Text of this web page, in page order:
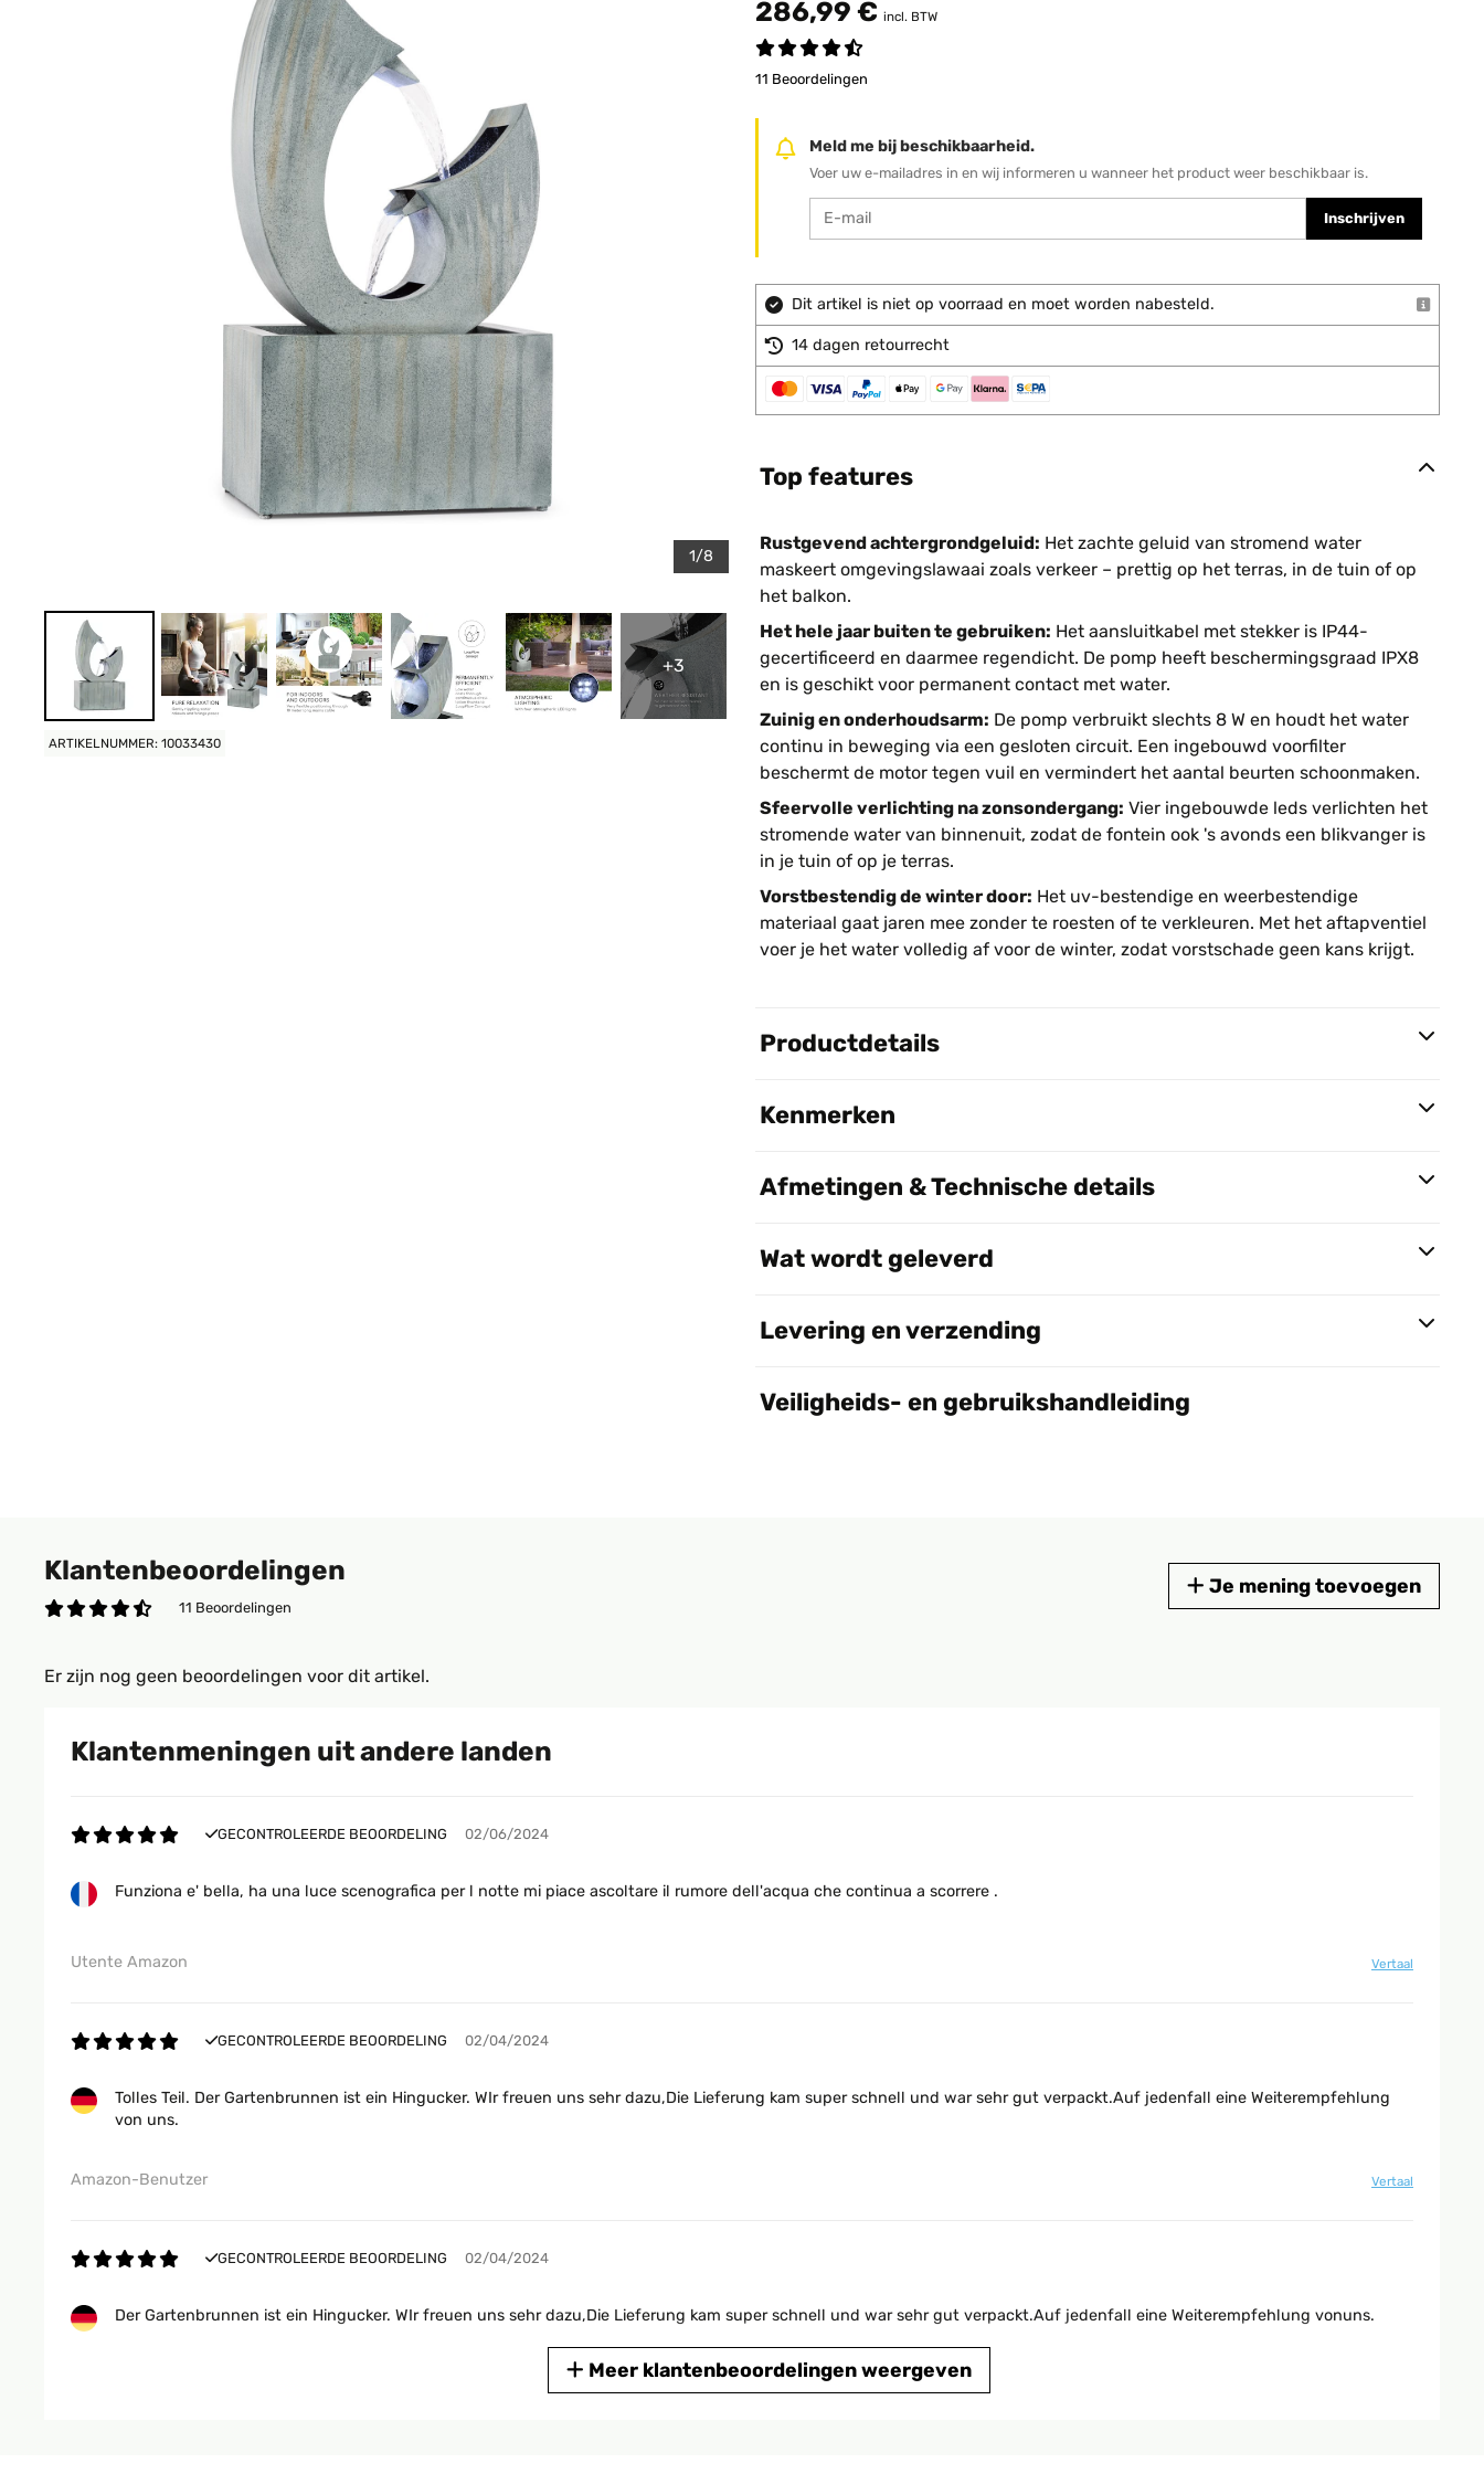
1/8
+3
ARTIKELNUMMER: 10033430
286,99 € incl. BTW
11 Beoordelingen
Meld me bij beschikbaarheid.
Voer uw e-mailadres in en wij informeren u wanneer het product weer beschikbaar is.
Inschrijven
Dit artikel is niet op voorraad en moet worden nabesteld.
14 dagen retourrecht
Top features
Rustgevend achtergrondgeluid: Het zachte geluid van stromend water
maskeert omgevingslawaai zoals verkeer – prettig op het terras, in de tuin of op
het balkon.
Het hele jaar buiten te gebruiken: Het aansluitkabel met stekker is IP44-
gecertificeerd en daarmee regendicht. De pomp heeft beschermingsgraad IPX8
en is geschikt voor permanent contact met water.
Zuinig en onderhoudsarm: De pomp verbruikt slechts 8 W en houdt het water
continu in beweging via een gesloten circuit. Een ingebouwd voorfilter
beschermt de motor tegen vuil en vermindert het aantal beurten schoonmaken.
Sfeervolle verlichting na zonsondergang: Vier ingebouwde leds verlichten het
stromende water van binnenuit, zodat de fontein ook 's avonds een blikvanger is
in je tuin of op je terras.
Vorstbestendig de winter door: Het uv-bestendige en weerbestendige
materiaal gaat jaren mee zonder te roesten of te verkleuren. Met het aftapventiel
voer je het water volledig af voor de winter, zodat vorstschade geen kans krijgt.
Productdetails
Kenmerken
Afmetingen & Technische details
Wat wordt geleverd
Levering en verzending
Veiligheids- en gebruikshandleiding
Klantenbeoordelingen
11 Beoordelingen
Je mening toevoegen
Er zijn nog geen beoordelingen voor dit artikel.
Klantenmeningen uit andere landen
GECONTROLEERDE BEOORDELING 02/06/2024
Funziona e' bella, ha una luce scenografica per l notte mi piace ascoltare il rumore dell'acqua che continua a scorrere .
Utente Amazon Vertaal
GECONTROLEERDE BEOORDELING 02/04/2024
Tolles Teil. Der Gartenbrunnen ist ein Hingucker. WIr freuen uns sehr dazu,Die Lieferung kam super schnell und war sehr gut verpackt.Auf jedenfall eine Weiterempfehlung
von uns.
Amazon-Benutzer Vertaal
GECONTROLEERDE BEOORDELING 02/04/2024
Der Gartenbrunnen ist ein Hingucker. WIr freuen uns sehr dazu,Die Lieferung kam super schnell und war sehr gut verpackt.Auf jedenfall eine Weiterempfehlung vonuns.
Meer klantenbeoordelingen weergeven